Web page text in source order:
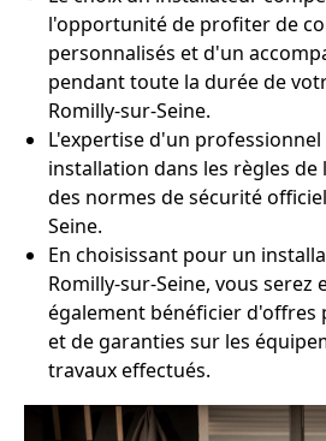
l'opportunité de profiter de
personnalisés et d'un
pendant toute la durée de
Romilly-sur-Seine.
L'expertise d'un
installation dans les règles
des normes de sécurité
Seine.
En choisissant pour un
Romilly-sur-Seine, vous serez
également bénéficier d'offres
et de garanties sur les
travaux effectués.